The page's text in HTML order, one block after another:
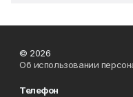
© 2026
Об использовании
Телефон